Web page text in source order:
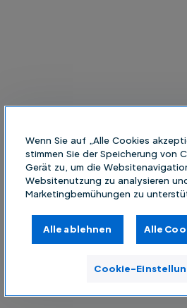
Wenn Sie auf „Alle Cookies
stimmen Sie der Speicherung von
Gerät zu, um die
Websitenutzung zu analysieren
Marketingbemühungen zu
Alle ablehnen Alle
Cookie-